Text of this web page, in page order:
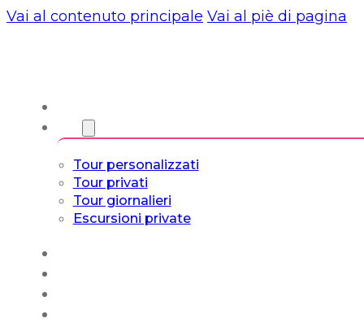
Vai al contenuto principale Vai al piè di pagina
Tour personalizzati
Tour privati
Tour giornalieri
Escursioni private